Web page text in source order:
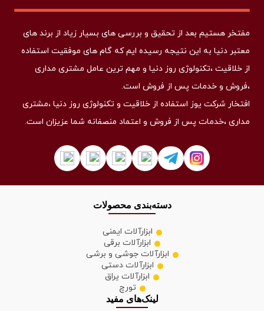
مفتخر هستیم بعد از تحقیق و بررسی های بسیار زیاد از برند های
معتبر دنیا به این نتیجه رسیده ایم که گام های موفقیت استفاده
از خلاقیت ،تکنولوژی روز دنیا و مهم ترین عامل مشتری مداری
،فروش و خدمات پس از فروش است.
افتخار شرکت یوز استفاده از خلاقیت و تکنولوژی روز دنیا ،مشتری
مداری ،خدمات پس از فروش و اعتماد منصفانه شما عزیزان است.
دسته‌بندی محصولات
ابزارآلات ایمنی
ابزارآلات برقی
ابزارآلات جوشی و برشی
ابزارآلات دستی
ابزارآلات یراق
تورچ
لینک‌های مفید